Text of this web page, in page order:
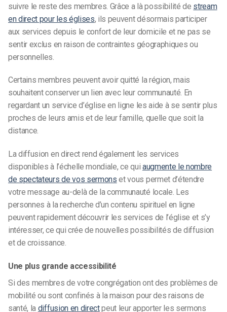
suivre le reste des membres. Grâce a là possibilité de stream
en direct pour les églises, ils peuvent désormais participer
aux services depuis le confort de leur domicile et ne pas se
sentir exclus en raison de contraintes géographiques ou
personnelles.
Certains membres peuvent avoir quitté la région, mais
souhaitent conserver un lien avec leur communauté. En
regardant un service d’église en ligne les aide à se sentir plus
proches de leurs amis et de leur famille, quelle que soit la
distance.
La diffusion en direct rend également les services
disponibles à l’échelle mondiale, ce qui augmente le nombre
de spectateurs de vos sermons et vous permet d’étendre
votre message au-delà de la communauté locale. Les
personnes à la recherche d’un contenu spirituel en ligne
peuvent rapidement découvrir les services de l’église et s’y
intéresser, ce qui crée de nouvelles possibilités de diffusion
et de croissance.
Une plus grande accessibilité
Si des membres de votre congrégation ont des problèmes de
mobilité ou sont confinés à la maison pour des raisons de
santé, la diffusion en directpeut leur apporter les sermons